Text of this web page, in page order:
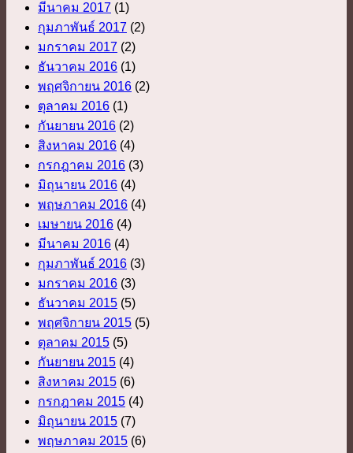
มีนาคม 2017 (1)
กุมภาพันธ์ 2017 (2)
มกราคม 2017 (2)
ธันวาคม 2016 (1)
พฤศจิกายน 2016 (2)
ตุลาคม 2016 (1)
กันยายน 2016 (2)
สิงหาคม 2016 (4)
กรกฎาคม 2016 (3)
มิถุนายน 2016 (4)
พฤษภาคม 2016 (4)
เมษายน 2016 (4)
มีนาคม 2016 (4)
กุมภาพันธ์ 2016 (3)
มกราคม 2016 (3)
ธันวาคม 2015 (5)
พฤศจิกายน 2015 (5)
ตุลาคม 2015 (5)
กันยายน 2015 (4)
สิงหาคม 2015 (6)
กรกฎาคม 2015 (4)
มิถุนายน 2015 (7)
พฤษภาคม 2015 (6)